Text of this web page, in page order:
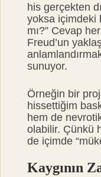
his gerçekten
yoksa içimdeki
mı?” Cevap
Freud’un
sunuyor.
Örneğin bir
hissettiğim
hem de
olabilir. Çünkü
de içimde
Kaygının